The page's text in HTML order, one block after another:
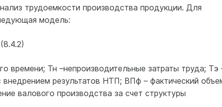
трудоемкости производства продукции. Для
модель:
времени; Тн –непроизводительные затраты труда; Тэ
внедрением результатов НТП; ВПф – фактический
валового производства за счет структуры